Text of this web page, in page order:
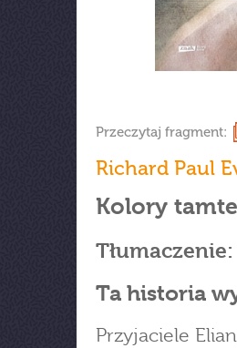
Przeczytaj fragment:
Richard Paul
Kolory
Ta historia
Przyjaciele